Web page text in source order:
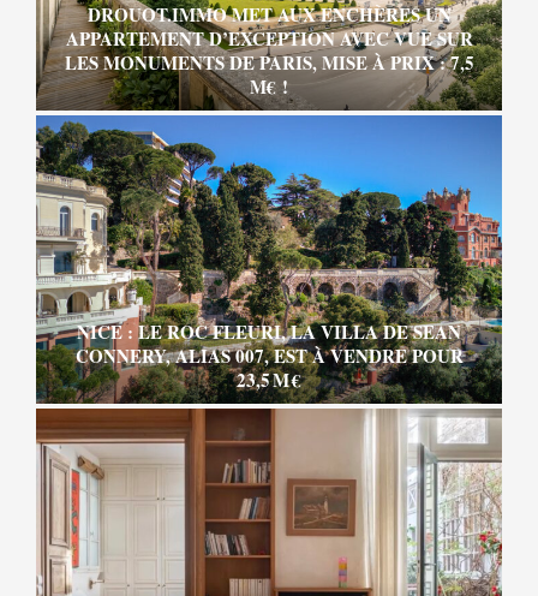
DROUOT.IMMO MET AUX ENCHÈRES UN
APPARTEMENT D’EXCEPTION AVEC VUE SUR
LES MONUMENTS DE PARIS, MISE À PRIX : 7,5
M€ !
NICE : LE ROC FLEURI, LA VILLA DE SEAN
CONNERY, ALIAS 007, EST À VENDRE POUR
23,5 M €